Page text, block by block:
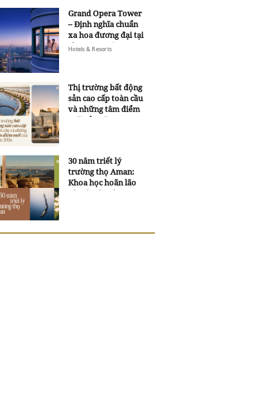
Grand Opera Tower
– Định nghĩa chuẩn
xa hoa đương đại tại
Sheraton Saigon
Hotels & Resorts
Thị trường bất động
sản cao cấp toàn cầu
và những tâm điểm
mới của năm 2026
30 năm triết lý
trường thọ Aman:
Khoa học hoãn lão
và trí tuệ ngàn xưa